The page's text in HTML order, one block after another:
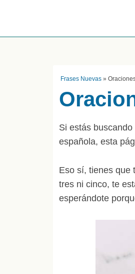
Frases Nuevas »
Si estás
española, esta
Eso sí, tienes que
tres ni cinco, te
esperándote